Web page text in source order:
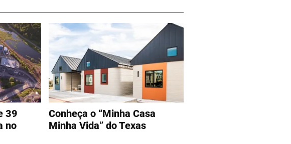
39
no
Conheça o “Minha Casa
Minha Vida” do Texas